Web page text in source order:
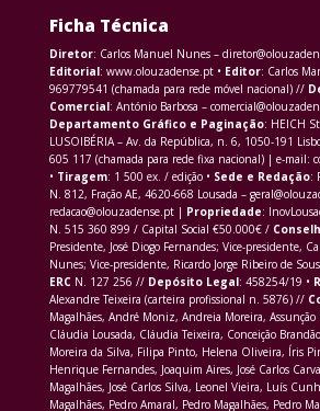
Ficha Técnica
Diretor: Carlos Manuel Nunes –
Editorial: www.olouzadense.pt • Editor: Carlos
969779541 (chamada para rede móvel nacional) //
Comercial: António Barbosa –
Departamento Gráfico e Paginação: HEICH
LUSOIBÉRIA – Av. da República, n. 6, 1050-191
605 117 (chamada para rede fixa nacional) | e-mail:
• Tiragem: 1 500 ex. / edição • Sede e Redação:
N. 812, Fração AE, 4620-668 Lousada –
redacao@olouzadense.pt | Propriedade:
N. 515 360 899 / Capital Social €50.000€ /
Presidente, José Diogo Fernandes; Vice-presidente,
Nunes; Vice-presidente, Ricardo Jorge Ribeiro de
ERCN. 127 256 // Depósito Legal: 458254/19 •
Alexandre Teixeira (carteira profissional n. 5876) //
Magalhães, André Moniz, Andreia Moreira,
Cláudia Lousada, Cláudia Teixeira, Conceição
Moreira da Silva, Filipa Pinto, Helena Oliveira, Íris
Henrique Fernandes, Joaquim Aires, José Carlos
Magalhães, José Carlos Silva, Leonel Vieira, Luís
Magalhães, Pedro Amaral, Pedro Magalhães, Pedro